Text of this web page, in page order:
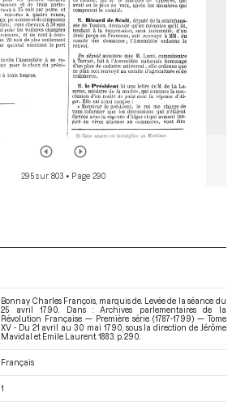
295 sur 803 • Page 290
Bonnay Charles François, marquis de. Levée de la séance du
25 avril 1790. Dans : Archives parlementaires de la
Révolution Française — Première série (1787-1799) — Tome
XV - Du 21 avril au 30 mai 1790 , sous la direction de Jérôme
Mavidal et Emile Laurent. 1883. p. 290.
Français
1